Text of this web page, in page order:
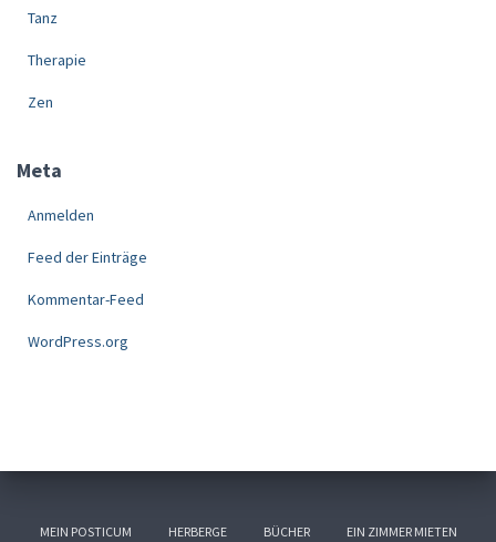
Tanz
Therapie
Zen
Meta
Anmelden
Feed der Einträge
Kommentar-Feed
WordPress.org
MEIN POSTICUM HERBERGE BÜCHER EIN ZIMMER MIETEN